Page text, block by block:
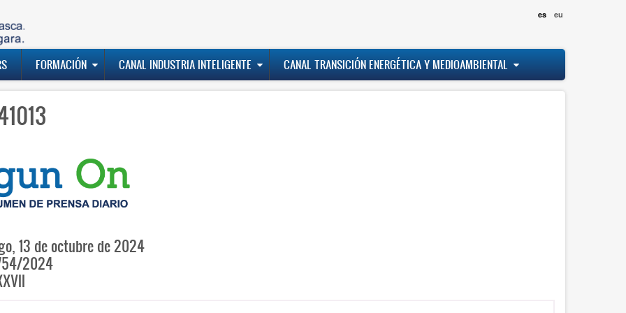
es eu
FORMACIÓN CANAL INDUSTRIA INTELIGENTE CANAL TRANSICIÓN ENERGÉTICA Y MEDIOAMBIENTAL
13 de octubre de 2024
2024